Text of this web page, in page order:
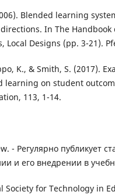
Blended learning
In The Handbook
Local Designs (pp. 3-21).
K., & Smith, S. (2017).
learning on student
113, 1-14.
- Регулярно публикует
и его внедрении в
for Technology in